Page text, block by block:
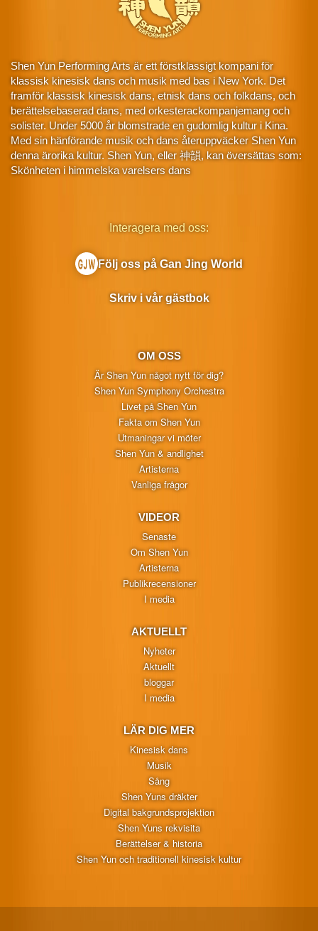
Shen Yun Performing Arts är ett förstklassigt kompani för
klassisk kinesisk dans och musik med bas i New York. Det
framför klassisk kinesisk dans, etnisk dans och folkdans, och
berättelsebaserad dans, med orkesterackompanjemang och
solister. Under 5000 år blomstrade en gudomlig kultur i Kina.
Med sin hänförande musik och dans återuppväcker Shen Yun
denna ärorika kultur. Shen Yun, eller 神韻, kan översättas som:
Skönheten i himmelska varelsers dans
OM OSS
Är Shen Yun något nytt för dig?
Shen Yun Symphony Orchestra
Livet på Shen Yun
Fakta om Shen Yun
Utmaningar vi möter
Shen Yun & andlighet
Artisterna
Vanliga frågor
VIDEOR
Senaste
Om Shen Yun
Artisterna
Publikrecensioner
I media
AKTUELLT
Nyheter
Aktuellt
bloggar
I media
LÄR DIG MER
Kinesisk dans
Musik
Sång
Shen Yuns dräkter
Digital bakgrundsprojektion
Shen Yuns rekvisita
Berättelser & historia
Shen Yun och traditionell kinesisk kultur
Interagera med oss:
Följ oss på Gan Jing World
Skriv i vår gästbok